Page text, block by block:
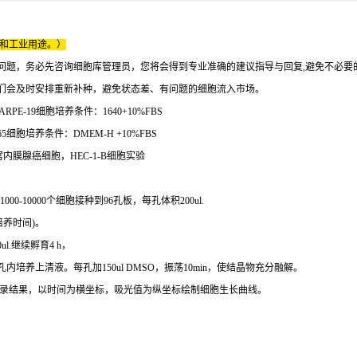
工业用途。）
，务必先咨询细胞库管理员，您将会得到专业准确的建议指导与回复,避免不必要
及时安排重新补种，避免状态差、有问题的细胞流入市场。
19细胞培养条件：1640+10%FBS
细胞培养条件：DMEM-H +10%FBS
膜腺癌细胞，HEC-1-B细胞实验
10000个细胞接种到96孔板，每孔体积200ul.
时间)。
继续孵育4 h，
培养上清液。每孔加150ul DMSO，振荡10min，使结晶物充分融解。
果，以时间为横坐标，吸光值为纵坐标绘制细胞生长曲线。